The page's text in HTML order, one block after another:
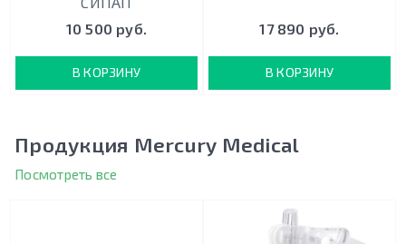
10 500 руб.
В КОРЗИНУ
17 890 руб.
В КОРЗИНУ
Продукция Mercury Medical
Посмотреть все